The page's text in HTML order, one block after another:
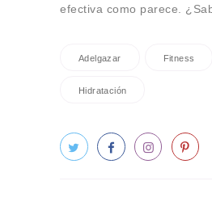
efectiva como parece.
Adelgazar Fitness
Hidratación